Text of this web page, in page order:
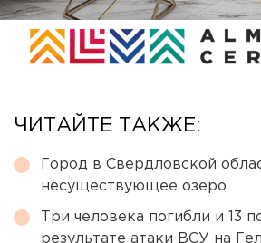
ЧИТАЙТЕ ТАКЖЕ:
Город в Свердловской
несуществующее озеро
Три человека погибли и 13
результате атаки ВСУ на